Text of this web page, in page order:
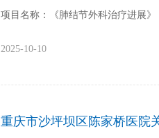
项目名称：《肺结节外科治疗进展》
2025-10-10
重庆市沙坪坝区陈家桥医院